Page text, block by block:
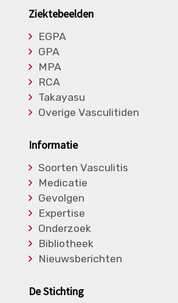
Ziektebeelden
EGPA
GPA
MPA
RCA
Takayasu
Overige Vasculitiden
Informatie
Soorten Vasculitis
Medicatie
Gevolgen
Expertise
Onderzoek
Bibliotheek
Nieuwsberichten
De Stichting